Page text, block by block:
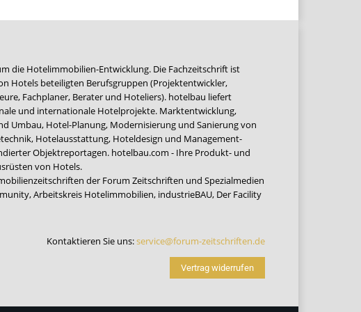
die Hotelimmobilien-Entwicklung. Die Fachzeitschrift ist
Hotels beteiligten Berufsgruppen (Projektentwickler,
Fachplaner, Berater und Hoteliers). hotelbau liefert
und internationale Hotelprojekte. Marktentwicklung,
Umbau, Hotel-Planung, Modernisierung und Sanierung von
Hotelausstattung, Hoteldesign und Management-
Objektreportagen. hotelbau.com - Ihre Produkt- und
von Hotels.
der Forum Zeitschriften und Spezialmedien
,Arbeitskreis Hotelimmobilien, industrieBAU, Der Facility
Kontaktieren Sie uns:service@forum-zeitschriften.de
Vertrag widerrufen